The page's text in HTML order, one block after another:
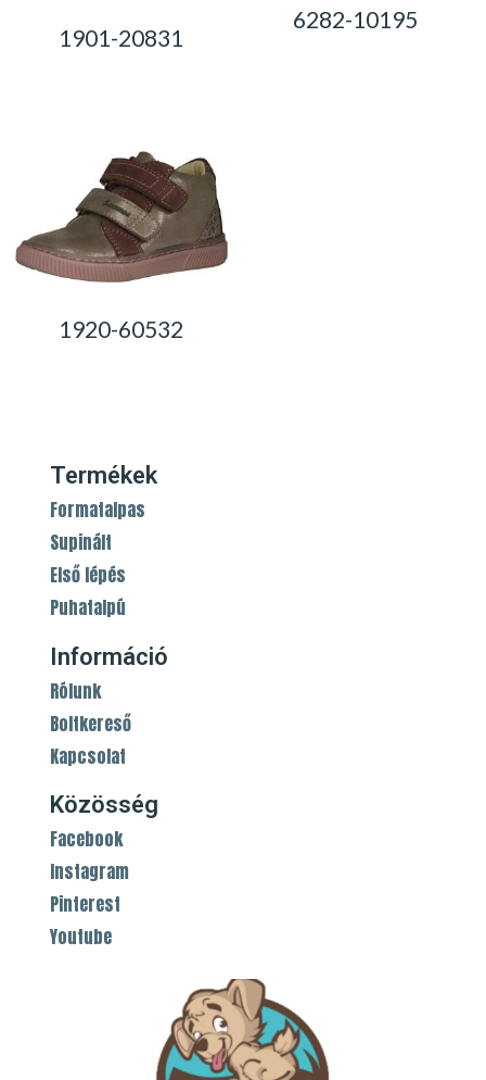
1901-20831
6282-10195
1920-60532
Termékek
Formatalpas
Supinált
Első lépés
Puhatalpú
Információ
Rólunk
Boltkereső
Kapcsolat
Közösség
Facebook
Instagram
Pinterest
Youtube